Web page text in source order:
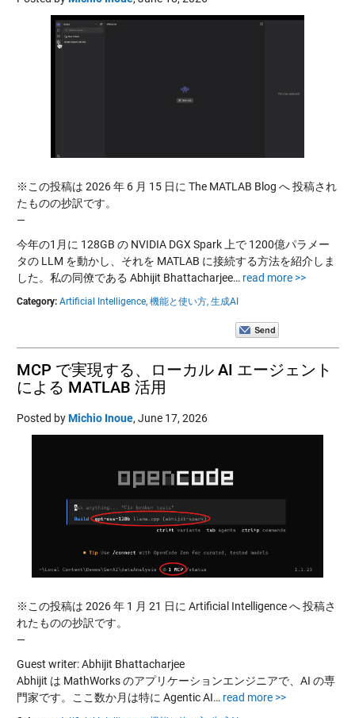
※この投稿は 2026 年 6 月 15 日に The MATLAB Blog へ 投稿され
たものの抄訳です。
—
今年の1月に 128GB の NVIDIA DGX Spark 上で 1200億パラメー
タの LLM を動かし、それを MATLAB に接続する方法を紹介しま
した。私の同僚である Abhijit Bhattacharjee… read more >>
Category: Artificial Intelligence, 機能と使い方, 生成AI
MCP で実現する、ローカル AI エージェント
による MATLAB 活用
Posted byMichio Inoue, June 17, 2026
※この投稿は 2026 年 1 月 21 日に Artificial Intelligence へ 投稿さ
れたものの抄訳です。
—
Guest writer: Abhijit Bhattacharjee
Abhijit は MathWorks のアプリケーションエンジニアで、AI の専
門家です。ここ数か月は特に Agentic AI… read more >>